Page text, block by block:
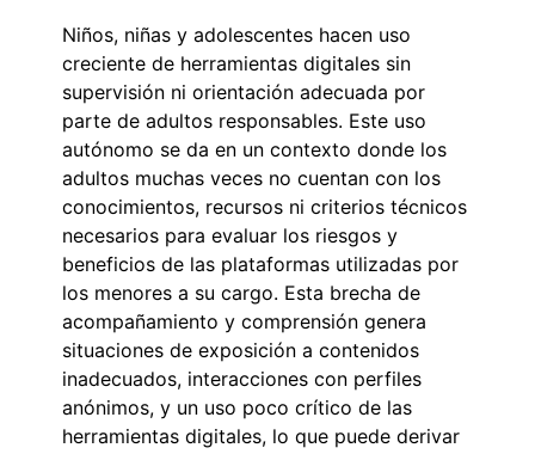
Niños, niñas y adolescentes hacen uso
creciente de herramientas digitales sin
supervisión ni orientación adecuada por
parte de adultos responsables. Este uso
autónomo se da en un contexto donde los
adultos muchas veces no cuentan con los
conocimientos, recursos ni criterios técnicos
necesarios para evaluar los riesgos y
beneficios de las plataformas utilizadas por
los menores a su cargo. Esta brecha de
acompañamiento y comprensión genera
situaciones de exposición a contenidos
inadecuados, interacciones con perfiles
anónimos, y un uso poco crítico de las
herramientas digitales, lo que puede derivar